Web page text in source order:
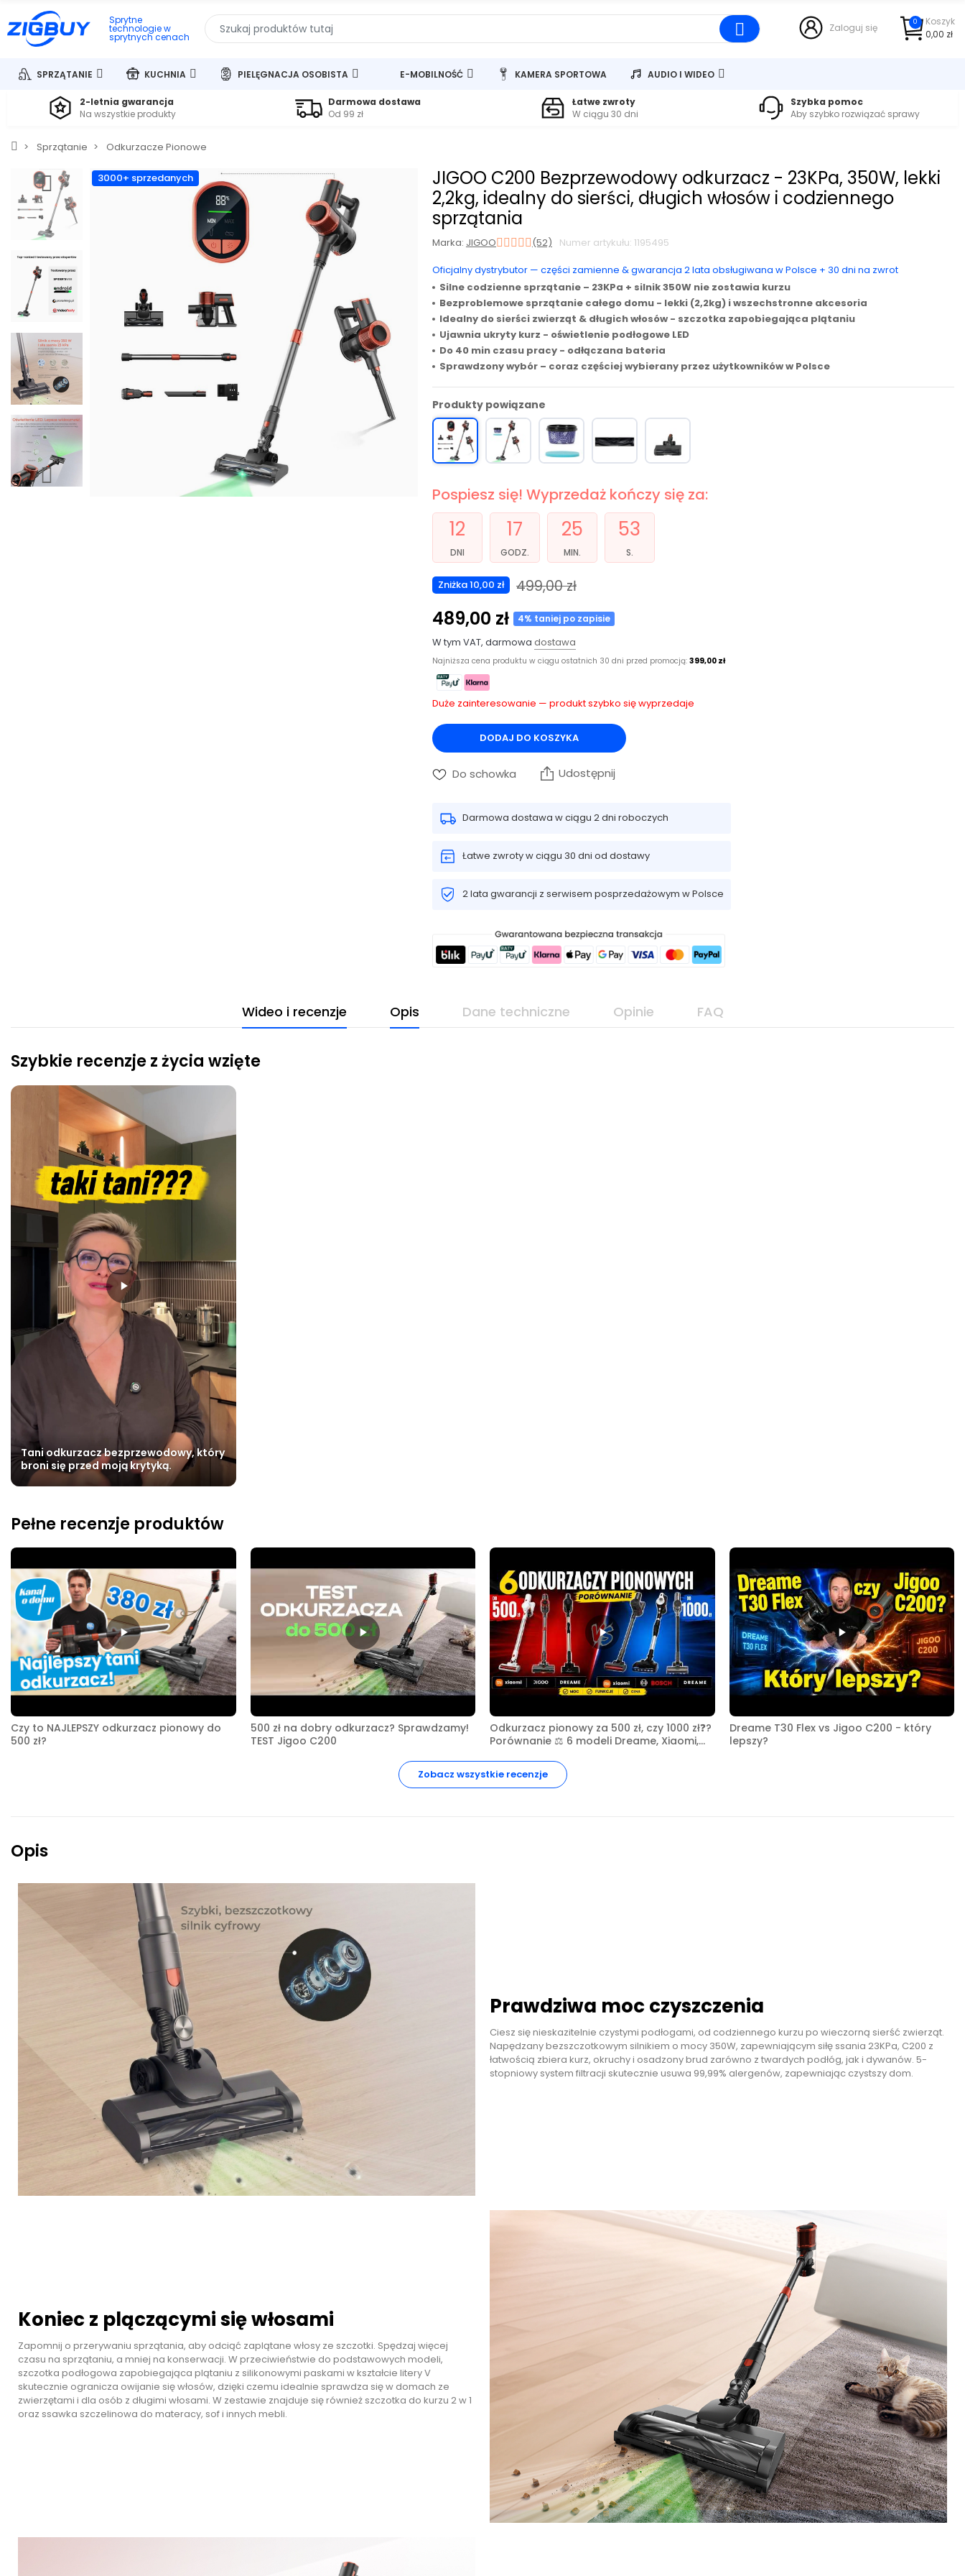
Sprytne
technologie w
sprytnych cenach
Zaloguj się 0
Koszyk
0,00 zł
SPRZĄTANIE KUCHNIA PIELĘGNACJA OSOBISTA E-MOBILNOŚĆ KAMERA SPORTOWA AUDIO I WIDEO
2-letnia gwarancja
Na wszystkie produkty
Darmowa dostawa
Od 99 zł
Łatwe zwroty
W ciągu 30 dni
Szybka pomoc
Aby szybko rozwiązać sprawy
Sprzątanie Odkurzacze Pionowe
3000+ sprzedanych
JIGOO C200 Bezprzewodowy odkurzacz - 23KPa, 350W, lekki
2,2kg, idealny do sierści, długich włosów i codziennego
sprzątania
Marka: JIGOO (52)
Numer artykułu: 1195495
Oficjalny dystrybutor — części zamienne & gwarancja 2 lata obsługiwana w Polsce + 30 dni na zwrot
Silne codzienne sprzątanie – 23KPa + silnik 350W nie zostawia kurzu
Bezproblemowe sprzątanie całego domu - lekki (2,2kg) i wszechstronne akcesoria
Idealny do sierści zwierząt & długich włosów - szczotka zapobiegająca plątaniu
Ujawnia ukryty kurz - oświetlenie podłogowe LED
Do 40 min czasu pracy - odłączana bateria
Sprawdzony wybór – coraz częściej wybierany przez użytkowników w Polsce
Produkty powiązane
Pospiesz się! Wyprzedaż kończy się za:
12
DNI
17
GODZ.
25
MIN.
51
S.
Zniżka 10,00 zł 499,00 zł
489,00 zł 4% taniej po zapisie
W tym VAT, darmowa dostawa
Najniższa cena produktu w ciągu ostatnich 30 dni przed promocją: 399,00 zł
Duże zainteresowanie — produkt szybko się wyprzedaje
DODAJ DO KOSZYKA
Do schowka Udostępnij
Darmowa dostawa w ciągu 2 dni roboczych
Łatwe zwroty w ciągu 30 dni od dostawy
2 lata gwarancji z serwisem posprzedażowym w Polsce
Wideo i recenzje Opis Dane techniczne Opinie FAQ
Szybkie recenzje z życia wzięte
Tani odkurzacz bezprzewodowy, który
broni się przed moją krytyką.
Pełne recenzje produktów
Czy to NAJLEPSZY odkurzacz pionowy do
500 zł?
500 zł na dobry odkurzacz? Sprawdzamy!
TEST Jigoo C200
Odkurzacz pionowy za 500 zł, czy 1000 zł❓?
Porównanie ⚖️ 6 modeli Dreame, Xiaomi,
Dreame T30 Flex vs Jigoo C200 - który
lepszy?
Zobacz wszystkie recenzje
Opis
Prawdziwa moc czyszczenia
Ciesz się nieskazitelnie czystymi podłogami, od codziennego kurzu po wieczorną sierść zwierząt.
Napędzany bezszczotkowym silnikiem o mocy 350W, zapewniającym siłę ssania 23KPa, C200 z
łatwością zbiera kurz, okruchy i osadzony brud zarówno z twardych podłóg, jak i dywanów. 5-
stopniowy system filtracji skutecznie usuwa 99,99% alergenów, zapewniając czystszy dom.
Koniec z plączącymi się włosami
Zapomnij o przerywaniu sprzątania, aby odciąć zaplątane włosy ze szczotki. Spędzaj więcej
czasu na sprzątaniu, a mniej na konserwacji. W przeciwieństwie do podstawowych modeli,
szczotka podłogowa zapobiegająca plątaniu z silikonowymi paskami w kształcie litery V
skutecznie ogranicza owijanie się włosów, dzięki czemu idealnie sprawdza się w domach ze
zwierzętami i dla osób z długimi włosami. W zestawie znajduje się również szczotka do kurzu 2 w 1
oraz ssawka szczelinowa do materacy, sof i innych mebli.